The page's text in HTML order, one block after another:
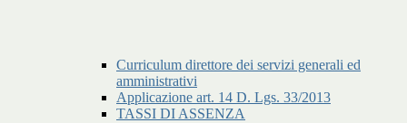
Curriculum direttore dei servizi generali ed
amministrativi
Applicazione art. 14 D. Lgs. 33/2013
TASSI DI ASSENZA